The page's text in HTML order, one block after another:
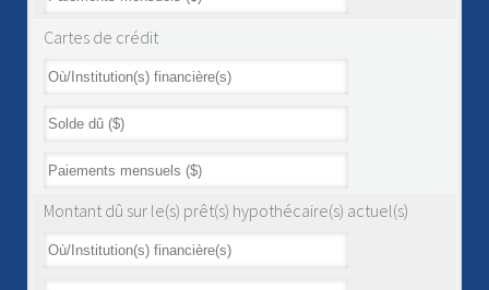
Cartes de crédit
Montant dû sur le(s) prêt(s) hypothécaire(s) actuel(s)